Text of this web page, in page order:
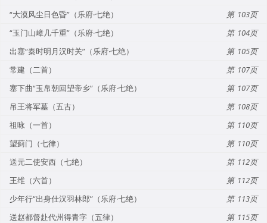
“大漠风尘日色昏”（乐府·七绝）
103
“玉门山嶂几千重”（乐府·七绝）
104
出塞“秦时明月汉时关”（乐府·七绝）
105
常建（二首）
107
塞下曲“玉帛朝回望帝乡”（乐府·七绝）
107
吊王将军墓（五古）
108
祖咏（一首）
110
望蓟门（七律）
110
送元二使安西（七绝）
112
王维（六首）
112
少年行“出身仕汉羽林郎”（乐府·七绝）
113
送赵都督赴代州得青字（五律）
115